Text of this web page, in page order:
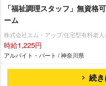
「福祉調理スタッフ」無資格
ーム
株式会社エム・アップ/住宅型有料老
時給1,225円
アルバイト・パート / 神奈川県
続